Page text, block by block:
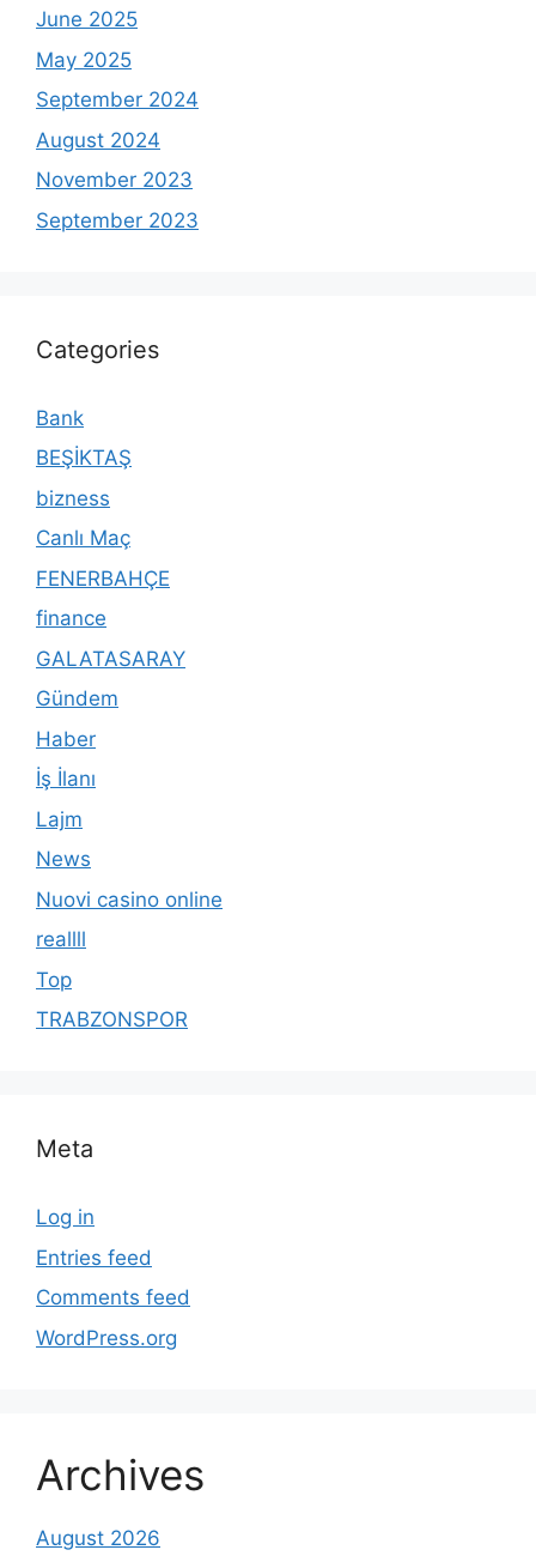
June 2025
May 2025
September 2024
August 2024
November 2023
September 2023
Categories
Bank
BEŞİKTAŞ
bizness
Canlı Maç
FENERBAHÇE
finance
GALATASARAY
Gündem
Haber
İş İlanı
Lajm
News
Nuovi casino online
reallll
Top
TRABZONSPOR
Meta
Log in
Entries feed
Comments feed
WordPress.org
Archives
August 2026